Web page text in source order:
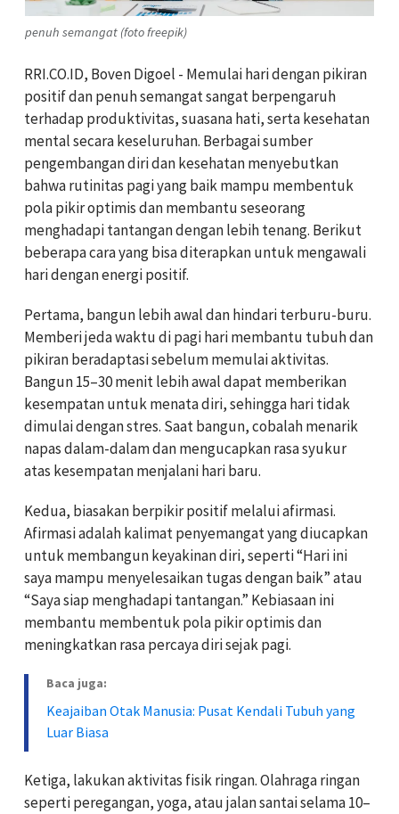
penuh semangat (foto freepik)
RRI.CO.ID, Boven Digoel - Memulai hari dengan pikiran
positif dan penuh semangat sangat berpengaruh
terhadap produktivitas, suasana hati, serta kesehatan
mental secara keseluruhan. Berbagai sumber
pengembangan diri dan kesehatan menyebutkan
bahwa rutinitas pagi yang baik mampu membentuk
pola pikir optimis dan membantu seseorang
menghadapi tantangan dengan lebih tenang. Berikut
beberapa cara yang bisa diterapkan untuk mengawali
hari dengan energi positif.
Pertama, bangun lebih awal dan hindari terburu-buru.
Memberi jeda waktu di pagi hari membantu tubuh dan
pikiran beradaptasi sebelum memulai aktivitas.
Bangun 15–30 menit lebih awal dapat memberikan
kesempatan untuk menata diri, sehingga hari tidak
dimulai dengan stres. Saat bangun, cobalah menarik
napas dalam-dalam dan mengucapkan rasa syukur
atas kesempatan menjalani hari baru.
Kedua, biasakan berpikir positif melalui afirmasi.
Afirmasi adalah kalimat penyemangat yang diucapkan
untuk membangun keyakinan diri, seperti “Hari ini
saya mampu menyelesaikan tugas dengan baik” atau
“Saya siap menghadapi tantangan.” Kebiasaan ini
membantu membentuk pola pikir optimis dan
meningkatkan rasa percaya diri sejak pagi.
Baca juga:
Keajaiban Otak Manusia: Pusat Kendali Tubuh yang
Luar Biasa
Ketiga, lakukan aktivitas fisik ringan. Olahraga ringan
seperti peregangan, yoga, atau jalan santai selama 10–